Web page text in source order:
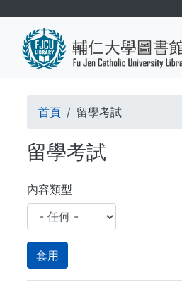
導
航
連
結
首頁 留學考試
留學考試
內容類型